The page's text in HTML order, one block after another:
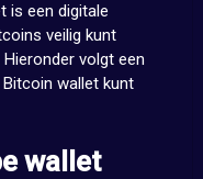
is een digitale
veilig kunt
volgt een
wallet kunt
wallet